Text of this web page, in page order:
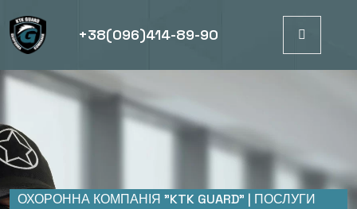
+38(096)414-89-90
ОХОРОННА КОМПАНІЯ "KTK GUARD" | ПОСЛУГИ